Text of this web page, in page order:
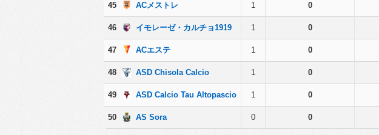
45 ACメストレ 1 0
46 イモレーゼ・カルチョ1919 1 0
47 ACエステ 1 0
48 ASD Chisola Calcio 1 0
49 ASD Calcio Tau Altopascio 1 0
50 AS Sora 0 0